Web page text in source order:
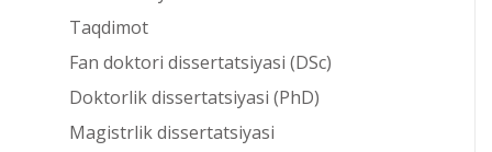
Taqdimot
Fan doktori dissertatsiyasi (DSc)
Doktorlik dissertatsiyasi (PhD)
Magistrlik dissertatsiyasi